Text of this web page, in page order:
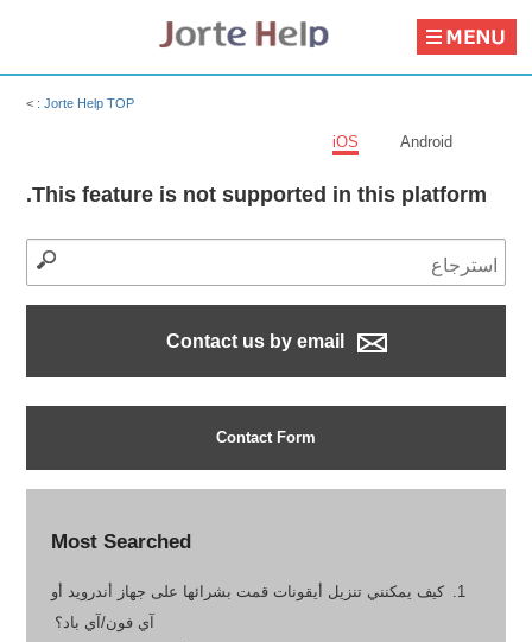
Jorte Help TOP :
>
Android
iOS
This feature is not supported in this platform.
Contact Form
Most Searched
كيف يمكنني تنزيل أيقونات قمت بشرائها على جهاز أندرويد أو
آي فون/آي باد؟